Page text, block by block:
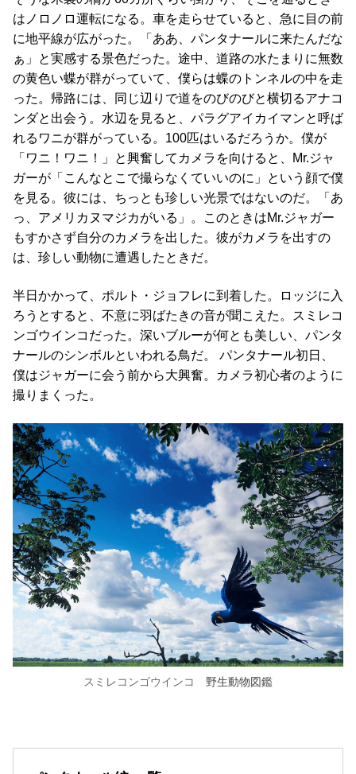
はノロノロ運転になる。車を走らせていると、急に目の前
に地平線が広がった。「ああ、パンタナールに来たんだな
ぁ」と実感する景色だった。途中、道路の水たまりに無数
の黄色い蝶が群がっていて、僕らは蝶のトンネルの中を走
った。帰路には、同じ辺りで道をのびのびと横切るアナコ
ンダと出会う。水辺を見ると、パラグアイカイマンと呼ば
れるワニが群がっている。100匹はいるだろうか。僕が
「ワニ！ワニ！」と興奮してカメラを向けると、Mr.ジャ
ガーが「こんなとこで撮らなくていいのに」という顔で僕
を見る。彼には、ちっとも珍しい光景ではないのだ。「あ
っ、アメリカヌマジカがいる」。このときはMr.ジャガー
もすかさず自分のカメラを出した。彼がカメラを出すの
は、珍しい動物に遭遇したときだ。
半日かかって、ポルト・ジョフレに到着した。ロッジに入
ろうとすると、不意に羽ばたきの音が聞こえた。スミレコ
ンゴウインコだった。深いブルーが何とも美しい、パンタ
ナールのシンボルといわれる鳥だ。 パンタナール初日、
僕はジャガーに会う前から大興奮。カメラ初心者のように
撮りまくった。
スミレコンゴウインコ 野生動物図鑑